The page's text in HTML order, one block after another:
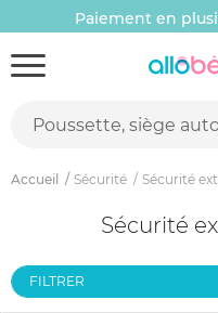
Paiement en
Accueil Sécurité Sécurité
Sécurité
FILTRER